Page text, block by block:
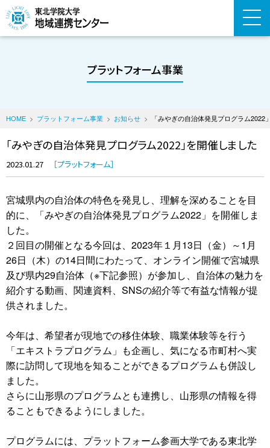
プラットフォーム事業
HOME プラットフォーム事業 お知らせ 「みやぎの自治体発見プログラム2022
「みやぎの自治体発見プログラム2022」を開催しました
2023.01.27 プラットフォーム
宮城県内の自治体の特色を発見し、理解を深めることを目
的に、「みやぎの自治体発見プログラム2022」を開催しま
した。
２回目の開催となる今回は、2023年１月13日（金）～1月
26日（木）の14日間にわたって、オンライン開催で宮城県
及び県内29自治体（※下記参照）が参加し、自治体の魅力を
紹介する動画、関連資料、SNSの紹介等で有益な情報が提
供されました。
今年は、希望者が現地での移住体験、職業体験等を行う
「エキストラプログラム」も企画し、気になる市町村へ実
際に訪問して現地を知ることができるプログラムも併設し
ました。
さらに山形県のプログラムとも連携し、山形県の情報を得
ることもできるようにしました。
プログラムには、プラットフォーム参画大学である東北学